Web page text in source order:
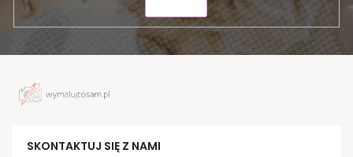
SKONTAKTUJ SIĘ Z NAMI